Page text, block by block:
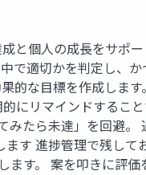
と個人の成長をサポ
で適切かを判定し、
的な目標を作成しま
にリマインドするこ
たら未達」を回避。
す 進捗管理で残して
す。 案を叩きに評